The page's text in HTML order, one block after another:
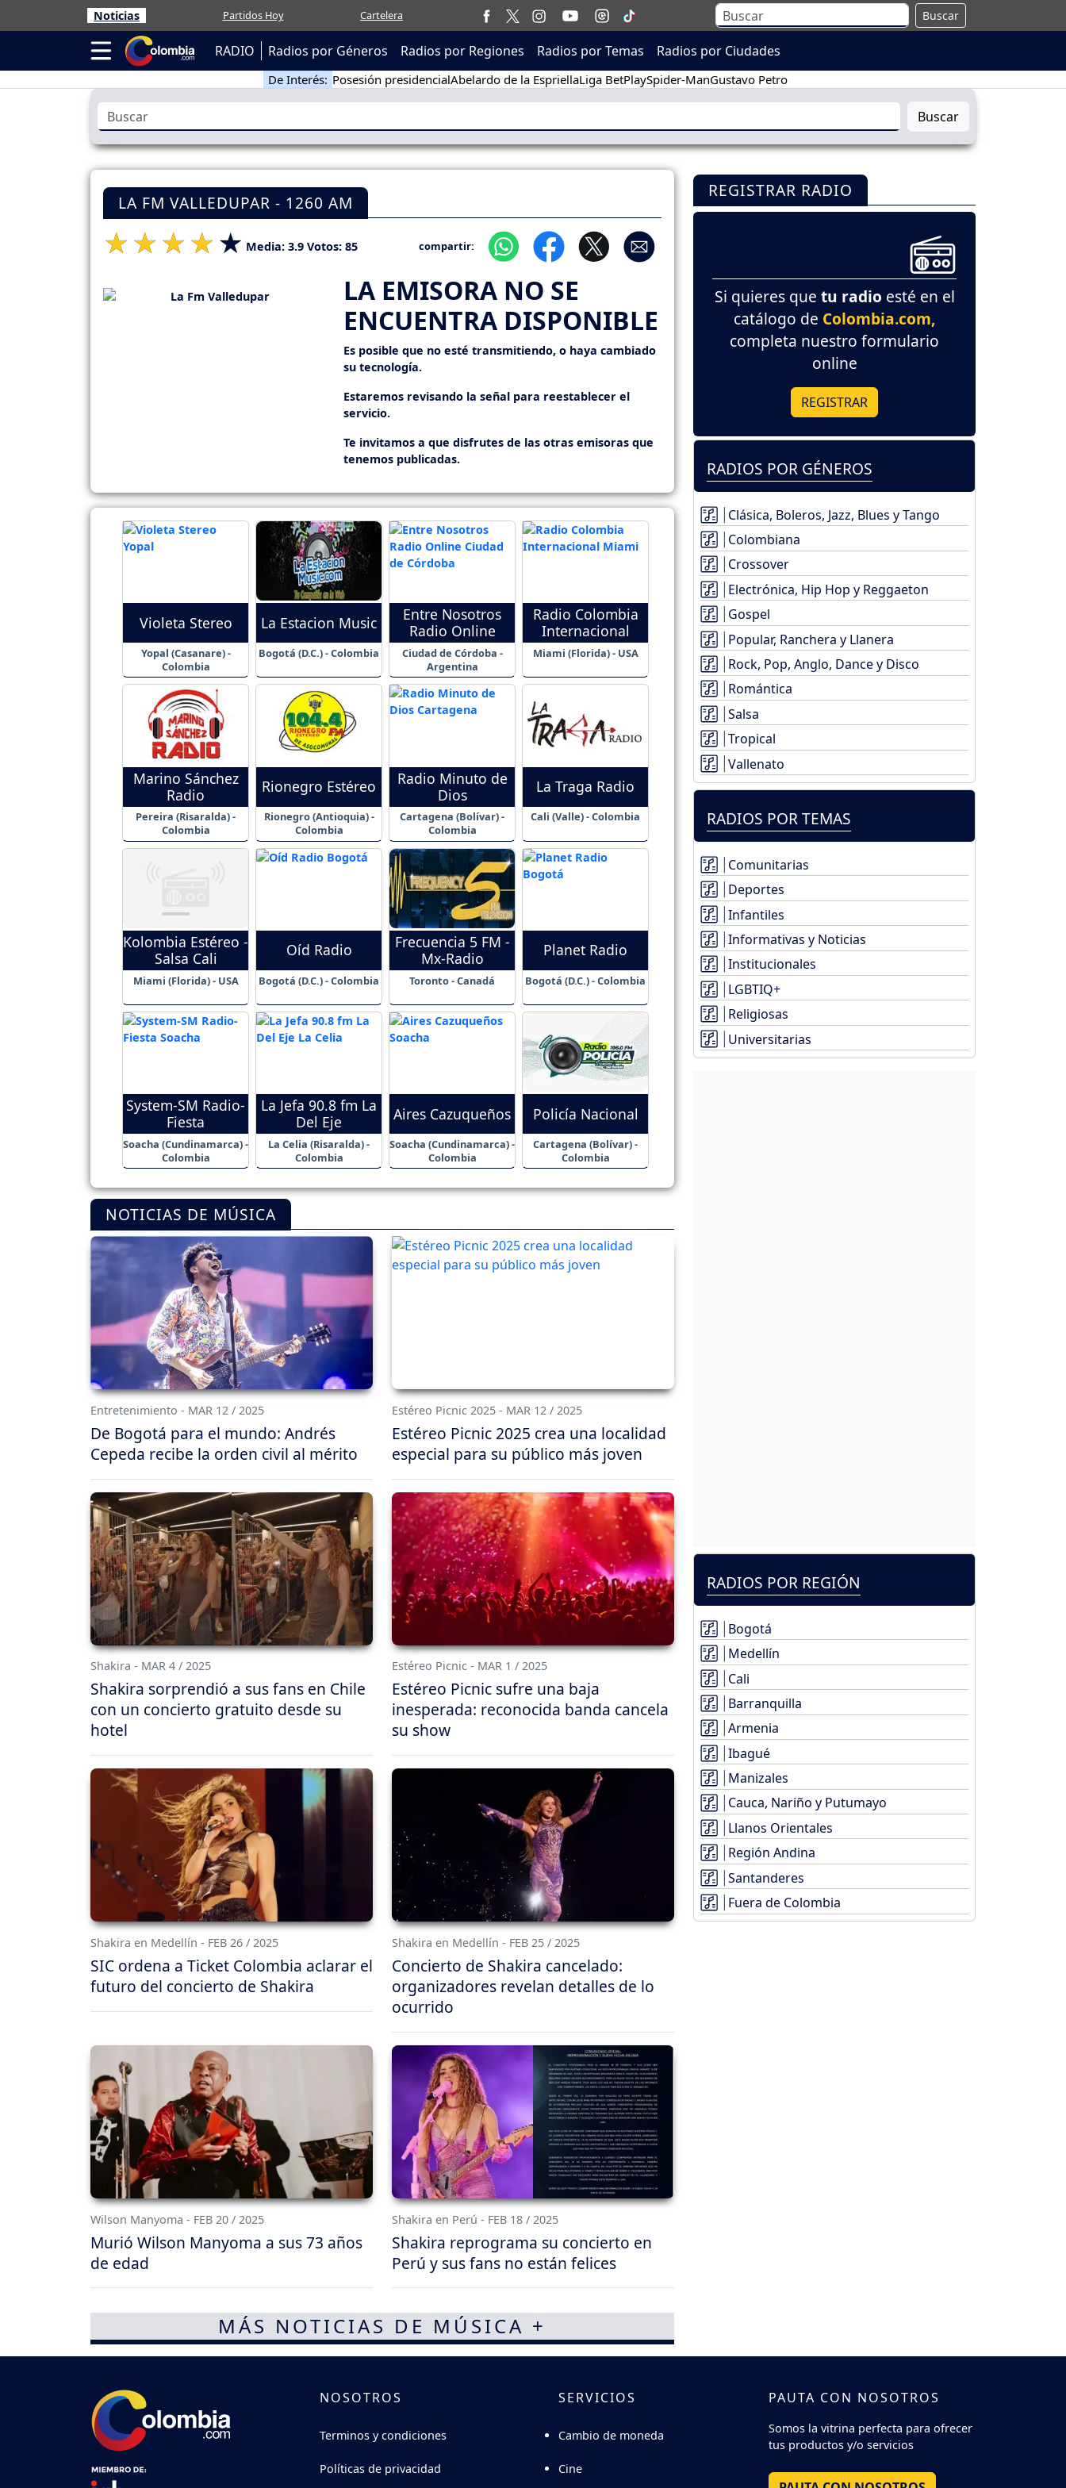
Noticias Partidos Hoy Cartelera Buscar
RADIO Radios por Géneros Radios por Regiones Radios por Temas Radios por Ciudades
De Interés: Posesión presidencialAbelardo de la EspriellaLiga BetPlaySpider-ManGustavo Petro
Buscar
LA FM VALLEDUPAR - 1260 AM
Media: 3.9 Votos: 85 compartir:
LA EMISORA NO SE
ENCUENTRA DISPONIBLE
Es posible que no esté transmitiendo, o haya cambiado
su tecnología.
Estaremos revisando la señal para reestablecer el
servicio.
Te invitamos a que disfrutes de las otras emisoras que
tenemos publicadas.
Violeta Stereo
Yopal (Casanare) -
Colombia
La Estacion Music
Bogotá (D.C.) - Colombia
Entre Nosotros
Radio Online
Ciudad de Córdoba -
Argentina
Radio Colombia
Internacional
Miami (Florida) - USA
Marino Sánchez
Radio
Pereira (Risaralda) -
Colombia
Rionegro Estéreo
Rionegro (Antioquia) -
Colombia
Radio Minuto de
Dios
Cartagena (Bolívar) -
Colombia
La Traga Radio
Cali (Valle) - Colombia
Kolombia Estéreo -
Salsa Cali
Miami (Florida) - USA
Oíd Radio
Bogotá (D.C.) - Colombia
Frecuencia 5 FM -
Mx-Radio
Toronto - Canadá
Planet Radio
Bogotá (D.C.) - Colombia
System-SM Radio-
Fiesta
Soacha (Cundinamarca) -
Colombia
La Jefa 90.8 fm La
Del Eje
La Celia (Risaralda) -
Colombia
Aires Cazuqueños
Soacha (Cundinamarca) -
Colombia
Policía Nacional
Cartagena (Bolívar) -
Colombia
NOTICIAS DE MÚSICA
Entretenimiento - MAR 12 / 2025
De Bogotá para el mundo: Andrés
Cepeda recibe la orden civil al mérito
Estéreo Picnic 2025 - MAR 12 / 2025
Estéreo Picnic 2025 crea una localidad
especial para su público más joven
Shakira - MAR 4 / 2025
Shakira sorprendió a sus fans en Chile
con un concierto gratuito desde su
hotel
Estéreo Picnic - MAR 1 / 2025
Estéreo Picnic sufre una baja
inesperada: reconocida banda cancela
su show
Shakira en Medellín - FEB 26 / 2025
SIC ordena a Ticket Colombia aclarar el
futuro del concierto de Shakira
Shakira en Medellín - FEB 25 / 2025
Concierto de Shakira cancelado:
organizadores revelan detalles de lo
ocurrido
Wilson Manyoma - FEB 20 / 2025
Murió Wilson Manyoma a sus 73 años
de edad
Shakira en Perú - FEB 18 / 2025
Shakira reprograma su concierto en
Perú y sus fans no están felices
MÁS NOTICIAS DE MÚSICA +
REGISTRAR RADIO
Si quieres que tu radio esté en el
catálogo de Colombia.com,
completa nuestro formulario
online
REGISTRAR
RADIOS POR GÉNEROS
Clásica, Boleros, Jazz, Blues y Tango
Colombiana
Crossover
Electrónica, Hip Hop y Reggaeton
Gospel
Popular, Ranchera y Llanera
Rock, Pop, Anglo, Dance y Disco
Romántica
Salsa
Tropical
Vallenato
RADIOS POR TEMAS
Comunitarias
Deportes
Infantiles
Informativas y Noticias
Institucionales
LGBTIQ+
Religiosas
Universitarias
RADIOS POR REGIÓN
Bogotá
Medellín
Cali
Barranquilla
Armenia
Ibagué
Manizales
Cauca, Nariño y Putumayo
Llanos Orientales
Región Andina
Santanderes
Fuera de Colombia
NOSOTROS
Terminos y condiciones
Políticas de privacidad
SERVICIOS
Cambio de moneda
Cine
PAUTA CON NOSOTROS
Somos la vitrina perfecta para ofrecer
tus productos y/o servicios